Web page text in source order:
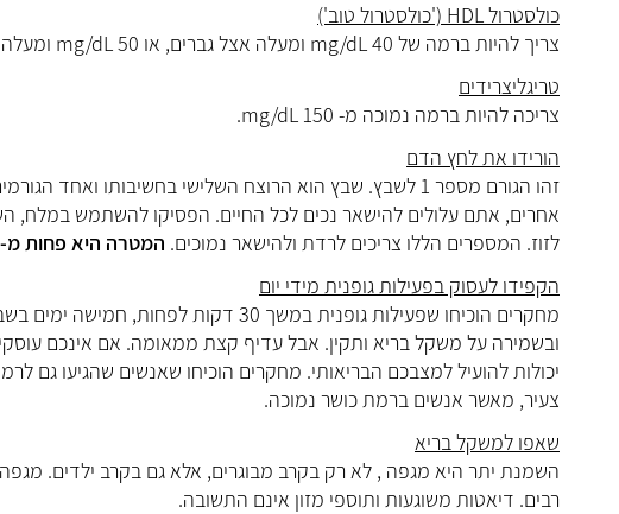
כולסטרול HDL ('כולסטרול טוב')
צריך להיות ברמה של 40 mg/dL ומעלה אצל גברים, או 50 mg/dL ומעלה אצל נשים.
טריגליצרידים
צריכה להיות ברמה נמוכה מ- 150 mg/dL.
הורידו את לחץ הדם
זהו הגורם מספר 1 לשבץ. שבץ הוא הרוצח השלישי
אחרים, אתם עלולים להישאר נכים לכל החיים. הפסיקו להשתמש במלח,
לזוז. המספרים הללו צריכים לרדת ולהישאר נמוכים. המטרה היא פחות מ- 120/80
הקפידו לעסוק בפעילות גופנית מידי יום
מחקרים הוכיחו שפעילות גופנית במשך 30
יכולות להועיל למצבכם הבריאותי. מחקרים הוכיחו שאנשים שהגיעו גם
צעיר, מאשר אנשים ברמת כושר נמוכה.
שאפו למשקל בריא
השמנת יתר היא מגפה , לא רק בקרב מבוגרים, אלא גם בקרב ילדים.
רבים. דיאטות משוגעות ותוספי מזון אינם התשובה.